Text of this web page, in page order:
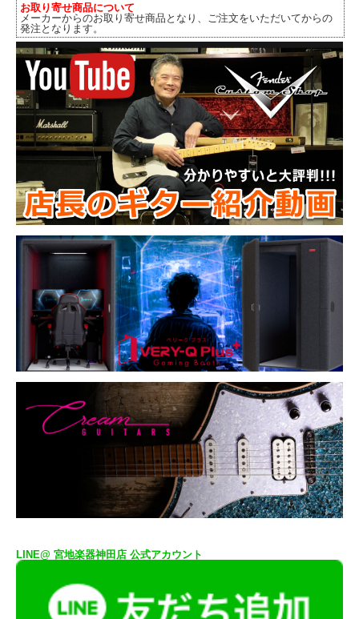
お取り寄せ商品について
メーカーからのお取り寄せ商品となり、ご注文をいただいてからの
発注となります。
LINE@ 宮地楽器神田店 公式アカウント